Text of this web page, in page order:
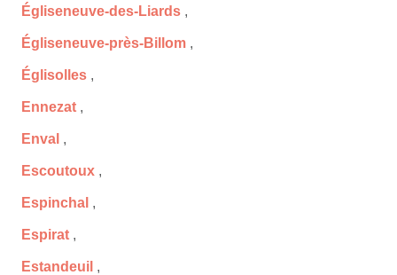
Égliseneuve-des-Liards ,
Égliseneuve-près-Billom ,
Églisolles ,
Ennezat ,
Enval ,
Escoutoux ,
Espinchal ,
Espirat ,
Estandeuil ,